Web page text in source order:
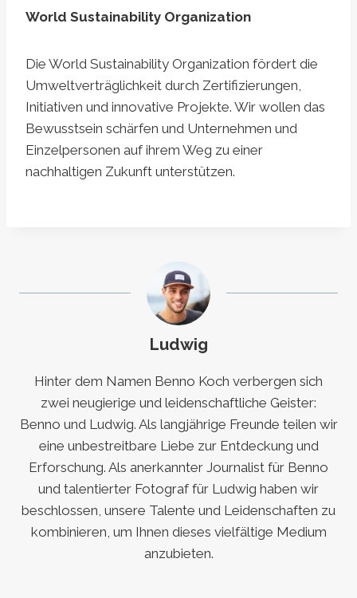
World Sustainability Organization
Die World Sustainability Organization fördert die
Umweltverträglichkeit durch Zertifizierungen,
Initiativen und innovative Projekte. Wir wollen das
Bewusstsein schärfen und Unternehmen und
Einzelpersonen auf ihrem Weg zu einer
nachhaltigen Zukunft unterstützen.
Ludwig
Hinter dem Namen Benno Koch verbergen sich
zwei neugierige und leidenschaftliche Geister:
Benno und Ludwig. Als langjährige Freunde teilen wir
eine unbestreitbare Liebe zur Entdeckung und
Erforschung. Als anerkannter Journalist für Benno
und talentierter Fotograf für Ludwig haben wir
beschlossen, unsere Talente und Leidenschaften zu
kombinieren, um Ihnen dieses vielfältige Medium
anzubieten.